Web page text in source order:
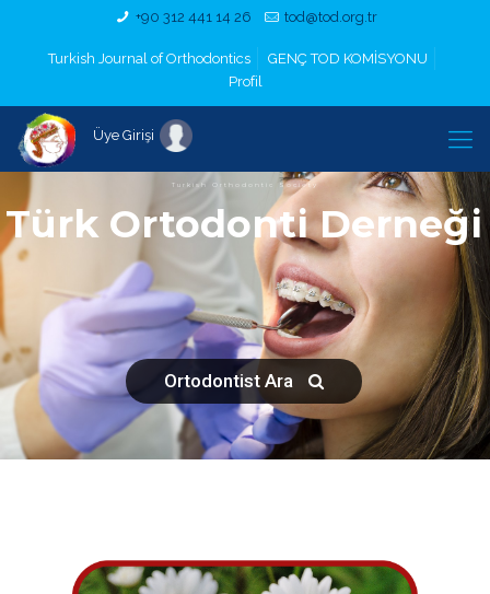
+90 312 441 14 26 tod@tod.org.tr
Turkish Journal of Orthodontics
GENÇ TOD KOMİSYONU
Profil
Üye Girişi
Turkish Orthodontic Society
Türk Ortodonti Derneği
Ortodontist Ara